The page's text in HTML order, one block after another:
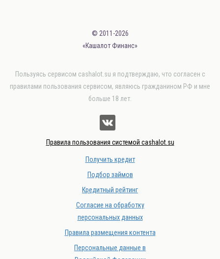
© 2011-2026
«Кашалот Финанс»
Пользуясь сервисом cashalot.su я подтверждаю, что согласен с
правилами пользования сервисом, являюсь гражданином РФ и мне
больше 18 лет.
Правила пользования системой cashalot.su
Получить кредит
Подбор займов
Кредитный рейтинг
Согласие на обработку
персональных данных
Правила размещения контента
Персональные данные в